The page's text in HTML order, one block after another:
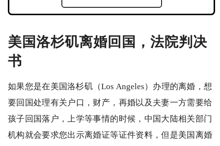
美国洛杉矶离婚回国，法院判决
书
如果您是在美国洛杉矶（Los Angeles）办理的离婚，想
要回国处理有关户口，财产，再婚以及夫妻一方需要给
孩子回国落户，上学等事情的时候，中国大陆相关部门
机构就会要求您出示离婚证等证件资料，但是美国离婚